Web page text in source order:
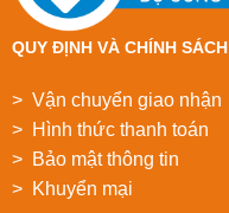
QUY ĐỊNH VÀ CHÍNH SÁCH
> Vận chuyển giao nhận
> Hình thức thanh toán
> Bảo mật thông tin
> Khuyển mại